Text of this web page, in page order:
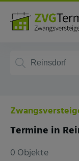
Termine in
0 Objekte